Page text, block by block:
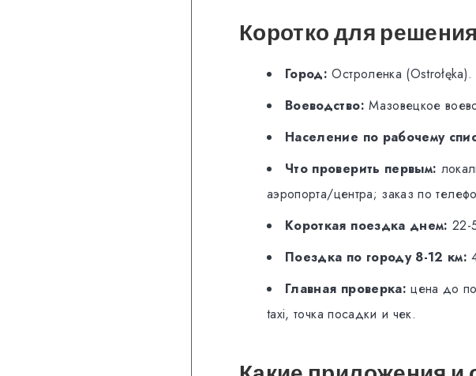
Коротко для решения
Город: Остроленка (Ostrołęka).
Воеводство: Мазовецкое
Население по рабочему
Что проверить первым:
аэропорта/центра; заказ по
Короткая поездка днем: 22-
Поездка по городу 8-12 км:
Главная проверка: цена до
taxi, точка посадки и чек.